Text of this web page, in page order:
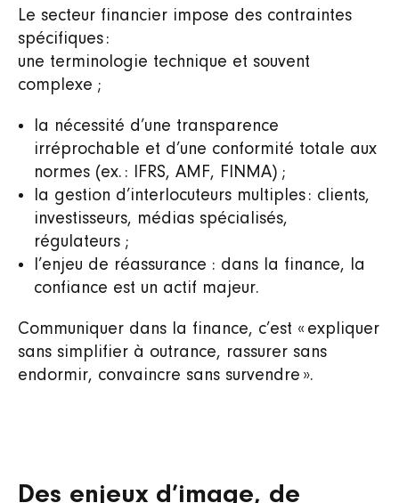
Le secteur financier impose des contraintes
spécifiques :
une terminologie technique et souvent
complexe ;
la nécessité d’une transparence
irréprochable et d’une conformité totale aux
normes (ex. : IFRS, AMF, FINMA) ;
la gestion d’interlocuteurs multiples : clients,
investisseurs, médias spécialisés,
régulateurs ;
l’enjeu de réassurance : dans la finance, la
confiance est un actif majeur.
Communiquer dans la finance, c’est « expliquer
sans simplifier à outrance, rassurer sans
endormir, convaincre sans survendre ».
Des enjeux d’image, de